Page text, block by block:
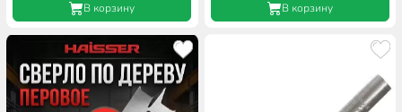
В корзину В корзину